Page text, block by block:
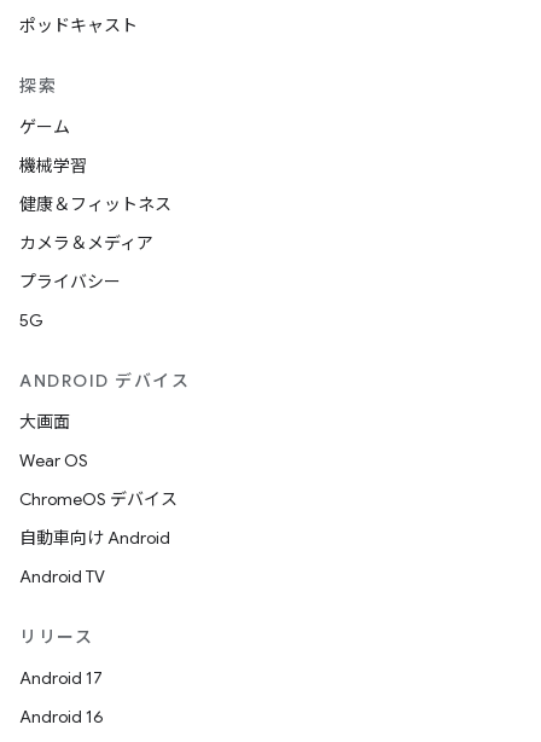
ポッドキャスト
探索
ゲーム
機械学習
健康＆フィットネス
カメラ＆メディア
プライバシー
5G
ANDROID デバイス
大画面
Wear OS
ChromeOS デバイス
自動車向け Android
Android TV
リリース
Android 17
Android 16